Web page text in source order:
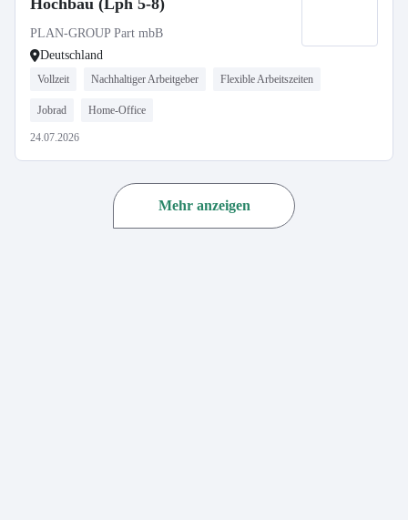
Hochbau (Lph 5-8)
PLAN-GROUP Part mbB
Deutschland
Vollzeit Nachhaltiger Arbeitgeber Flexible Arbeitszeiten
Jobrad Home-Office
24.07.2026
Mehr anzeigen